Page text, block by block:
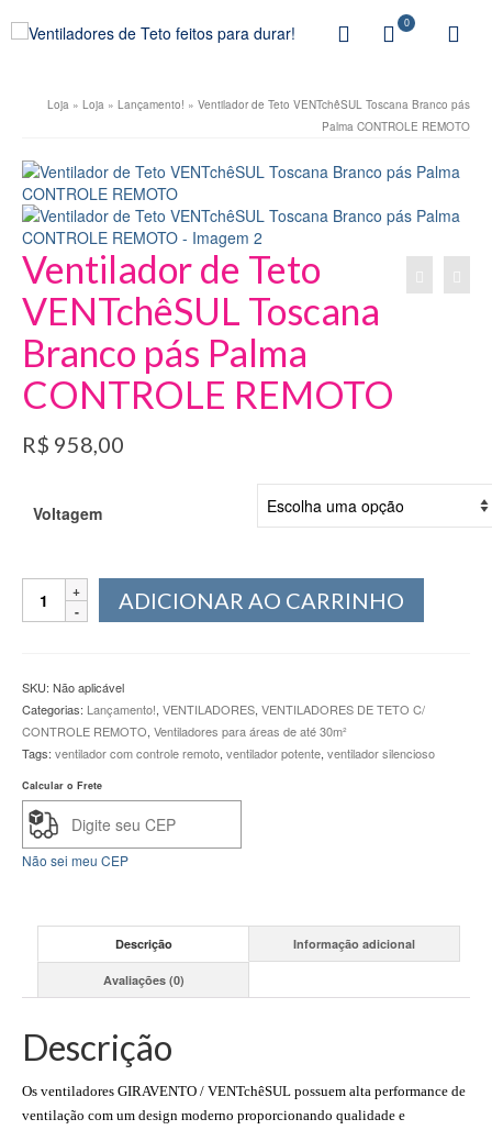
0
Loja » Loja » Lançamento! » Ventilador de Teto VENTchêSUL Toscana Branco pás
Palma CONTROLE REMOTO
Ventilador de Teto
VENTchêSUL Toscana
Branco pás Palma
CONTROLE REMOTO
R$ 958,00
Voltagem
Ventilador
Branco
pás
Palma
CONTROLE
REMOTO
quantidade
ADICIONAR AO CARRINHO
SKU: Não aplicável
Categorias: Lançamento!, VENTILADORES, VENTILADORES DE TETO C/
CONTROLE REMOTO, Ventiladores para áreas de até 30m²
Tags: ventilador com controle remoto, ventilador potente, ventilador silencioso
Calcular o Frete
Não sei meu CEP
Descrição Informação adicional
Avaliações (0)
Descrição
Os ventiladores GIRAVENTO / VENTchêSUL possuem alta performance de
ventilação com um design moderno proporcionando qualidade e